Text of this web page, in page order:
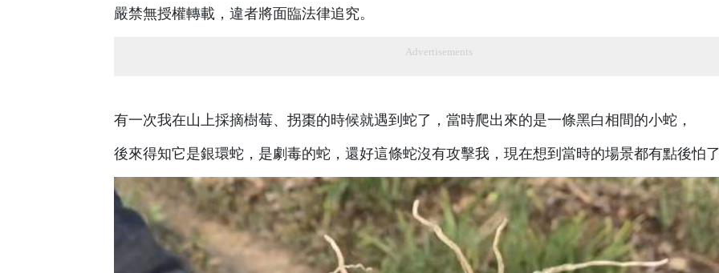
嚴禁無授權轉載，違者將面臨法律追究。
Advertisements
有一次我在山上採摘樹莓、拐棗的時候就遇到蛇了，當時爬出來的是一條黑白相間的小蛇，
後來得知它是銀環蛇，是劇毒的蛇，還好這條蛇沒有攻擊我，現在想到當時的場景都有點後怕了